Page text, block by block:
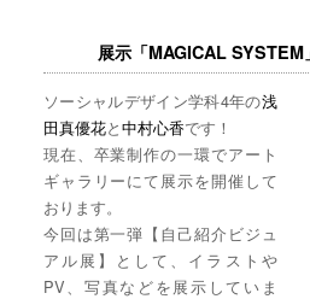
展示「MAGICAL SYSTEM
ソーシャルデザイン学科4年の浅
田真優花と中村心香です！
現在、卒業制作の一環でアート
ギャラリーにて展示を開催して
おります。
今回は第一弾【自己紹介ビジュ
アル展】として、イラストや
PV、写真などを展示していま